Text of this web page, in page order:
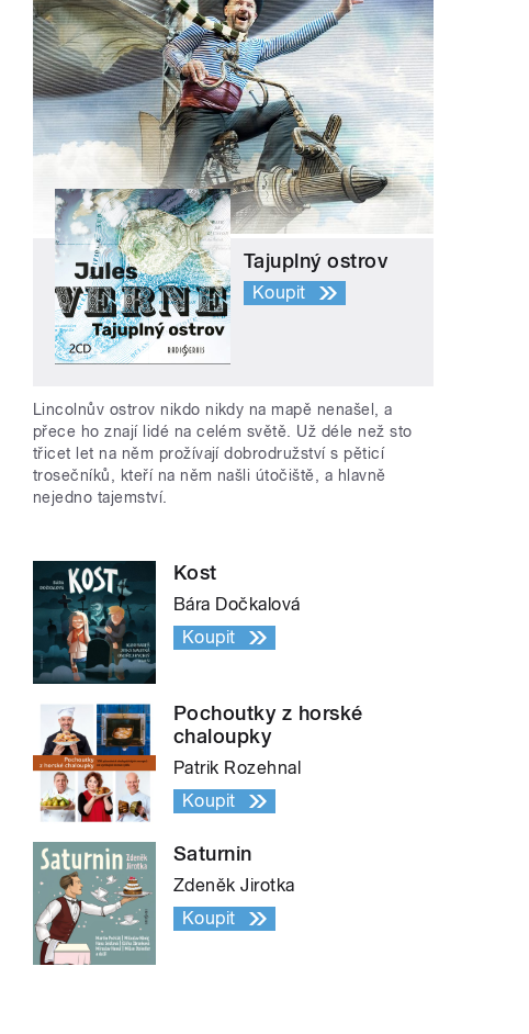
Tajuplný ostrov
Koupit
Lincolnův ostrov nikdo nikdy na mapě nenašel, a
přece ho znají lidé na celém světě. Už déle než sto
třicet let na něm prožívají dobrodružství s pěticí
trosečníků, kteří na něm našli útočiště, a hlavně
nejedno tajemství.
Kost
Bára Dočkalová
Koupit
Pochoutky z horské
chaloupky
Patrik Rozehnal
Koupit
Saturnin
Zdeněk Jirotka
Koupit